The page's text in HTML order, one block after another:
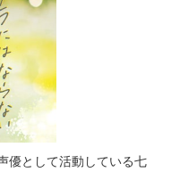
優として活動している七